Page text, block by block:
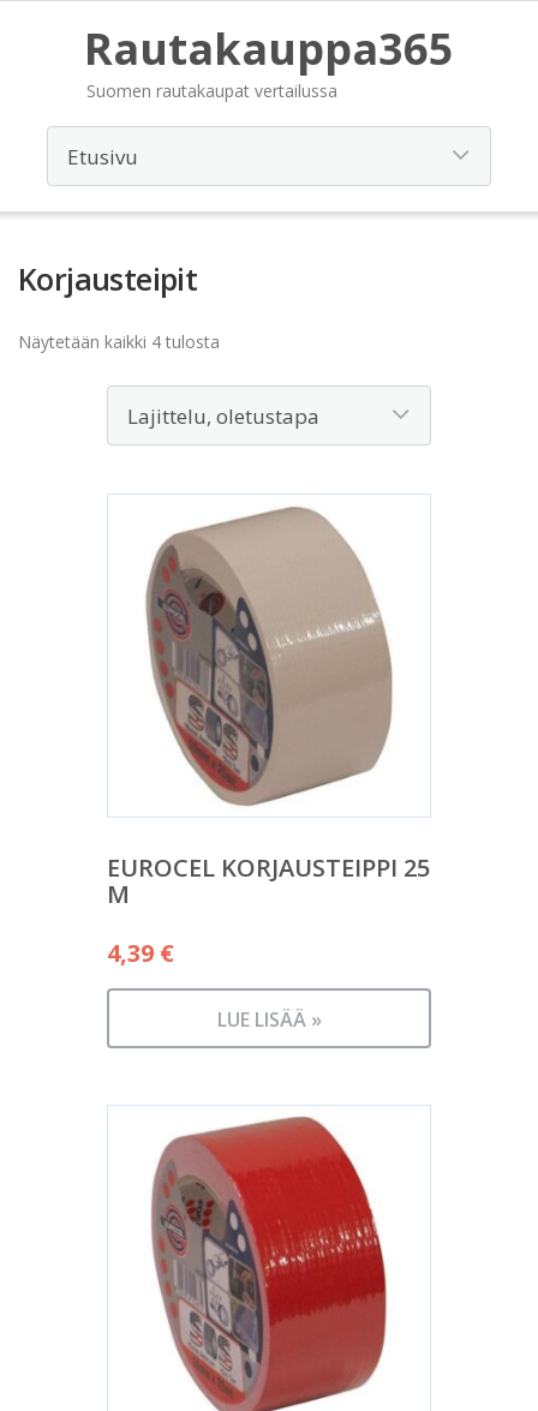
Rautakauppa365
Suomen rautakaupat vertailussa
Korjausteipit
Näytetään kaikki 4 tulosta
EUROCEL KORJAUSTEIPPI 25
M
4,39 €
LUE LISÄÄ »